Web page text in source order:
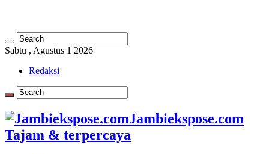
Sabtu , Agustus 1 2026
Redaksi
Jambiekspose.com
Tajam & terpercaya